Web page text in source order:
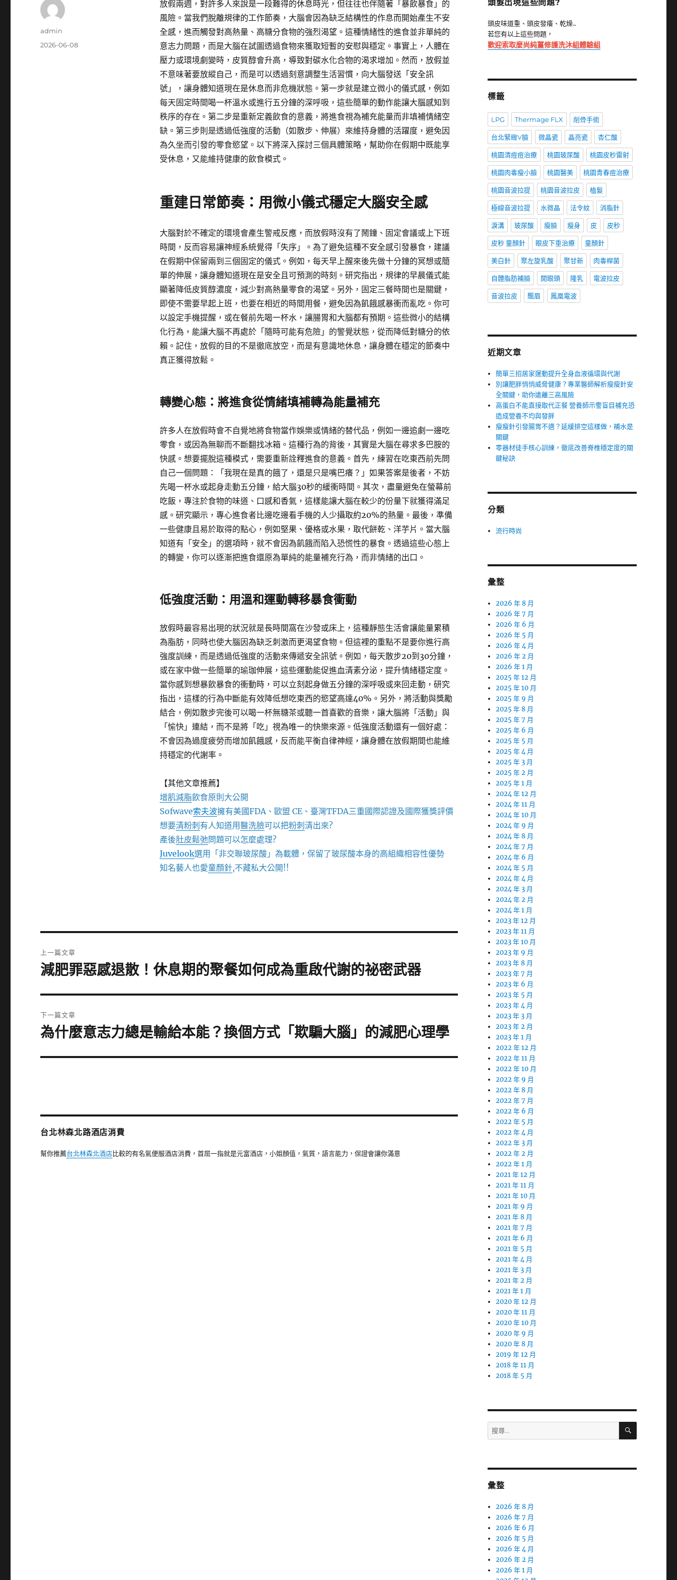
放假兩週，對許多人來說是一段難得的休息時光，但往往也伴隨著「暴飲暴食」的
風險。當我們脫離規律的工作節奏，大腦會因為缺乏結構性的作息而開始產生不安
全感，進而觸發對高熱量、高糖分食物的強烈渴望。這種情緒性的進食並非單純的
意志力問題，而是大腦在試圖透過食物來獲取短暫的安慰與穩定。事實上，人體在
壓力或環境劇變時，皮質醇會升高，導致對碳水化合物的渴求增加。然而，放假並
不意味著要放縱自己，而是可以透過刻意調整生活習慣，向大腦發送「安全訊
號」，讓身體知道現在是休息而非危機狀態。第一步就是建立微小的儀式感，例如
每天固定時間喝一杯溫水或進行五分鐘的深呼吸，這些簡單的動作能讓大腦感知到
秩序的存在。第二步是重新定義飲食的意義，將進食視為補充能量而非填補情緒空
缺。第三步則是透過低強度的活動（如散步、伸展）來維持身體的活躍度，避免因
為久坐而引發的零食慾望。以下將深入探討三個具體策略，幫助你在假期中既能享
受休息，又能維持健康的飲食模式。
重建日常節奏：用微小儀式穩定大腦安全感
大腦對於不確定的環境會產生警戒反應，而放假時沒有了鬧鐘、固定會議或上下班
時間，反而容易讓神經系統覺得「失序」。為了避免這種不安全感引發暴食，建議
在假期中保留兩到三個固定的儀式。例如，每天早上醒來後先做十分鐘的冥想或簡
單的伸展，讓身體知道現在是安全且可預測的時刻。研究指出，規律的早晨儀式能
顯著降低皮質醇濃度，減少對高熱量零食的渴望。另外，固定三餐時間也是關鍵，
即使不需要早起上班，也要在相近的時間用餐，避免因為飢餓感暴衝而亂吃。你可
以設定手機提醒，或在餐前先喝一杯水，讓腸胃和大腦都有預期。這些微小的結構
化行為，能讓大腦不再處於「隨時可能有危險」的警覺狀態，從而降低對糖分的依
賴。記住，放假的目的不是徹底放空，而是有意識地休息，讓身體在穩定的節奏中
真正獲得放鬆。
轉變心態：將進食從情緒填補轉為能量補充
許多人在放假時會不自覺地將食物當作娛樂或情緒的替代品，例如一邊追劇一邊吃
零食，或因為無聊而不斷翻找冰箱。這種行為的背後，其實是大腦在尋求多巴胺的
快感。想要擺脫這種模式，需要重新詮釋進食的意義。首先，練習在吃東西前先問
自己一個問題：「我現在是真的餓了，還是只是嘴巴癢？」如果答案是後者，不妨
先喝一杯水或起身走動五分鐘，給大腦30秒的緩衝時間。其次，盡量避免在螢幕前
吃飯，專注於食物的味道、口感和香氣，這樣能讓大腦在較少的份量下就獲得滿足
感。研究顯示，專心進食者比邊吃邊看手機的人少攝取約20%的熱量。最後，準備
一些健康且易於取得的點心，例如堅果、優格或水果，取代餅乾、洋芋片。當大腦
知道有「安全」的選項時，就不會因為飢餓而陷入恐慌性的暴食。透過這些心態上
的轉變，你可以逐漸把進食還原為單純的能量補充行為，而非情緒的出口。
低強度活動：用溫和運動轉移暴食衝動
放假時最容易出現的狀況就是長時間窩在沙發或床上，這種靜態生活會讓能量累積
為脂肪，同時也使大腦因為缺乏刺激而更渴望食物。但這裡的重點不是要你進行高
強度訓練，而是透過低強度的活動來傳遞安全訊號。例如，每天散步20到30分鐘，
或在家中做一些簡單的瑜珈伸展，這些運動能促進血清素分泌，提升情緒穩定度。
當你感到想暴飲暴食的衝動時，可以立刻起身做五分鐘的深呼吸或來回走動，研究
指出，這樣的行為中斷能有效降低想吃東西的慾望高達40%。另外，將活動與獎勵
結合，例如散步完後可以喝一杯無糖茶或聽一首喜歡的音樂，讓大腦將「活動」與
「愉快」連結，而不是將「吃」視為唯一的快樂來源。低強度活動還有一個好處：
不會因為過度疲勞而增加飢餓感，反而能平衡自律神經，讓身體在放假期間也能維
持穩定的代謝率。
【其他文章推薦】
增肌減脂飲食原則大公開
Sofwave索夫波擁有美國FDA、歐盟 CE、臺灣TFDA三重國際認證及國際獲獎評價
想要清粉刺 有人知道用醫洗臉可以把粉刺 清出來?
產後肚皮鬆弛問題可以怎麼處理?
Juvelook選用「非交聯玻尿酸」為載體，保留了玻尿酸本身的高組織相容性優勢
知名藝人也愛童顏針,不藏私大公開!!
作
admin
發
2026-06-08
章
上一篇文章
上
篇
文
章:
減肥罪惡感退散！休息期的聚餐如何成為重啟代謝的祕密武器
下一篇文章
下
篇
為什麼意志力總是輸給本能？換個方式「欺騙大腦」的減肥心理學
台北林森北路酒店消費
幫你推薦台北林森北酒店比較的有名氣便服酒店消費，首屈一指就是元富酒店，小姐顏值，氣質，語言能力，保證會讓你滿意
頭髮出現這些問題?
頭皮味道重、頭皮發癢、乾燥..
若您有以上這些問題，
歡迎索取麼尚純薑修護洗沐組體驗組
標籤
LPG Thermage FLX 削骨手術
台北緊緻V臉 微晶瓷 晶亮瓷 杏仁酸
桃園清痘痘治療 桃園玻尿酸 桃園皮秒雷射
桃園肉毒瘦小臉 桃園醫美 桃園青春痘治療
桃園音波拉提 桃園音波拉皮 植髮
極線音波拉提 水微晶 法令紋 消脂針
淚溝 玻尿酸 瘦臉 瘦身 皮 皮秒
皮秒 童顏針 眼皮下垂治療 童顏針
美白針 聚左旋乳酸 聚甘新 肉毒桿菌
自體脂肪補臉 開眼頭 隆乳 電波拉皮
音波拉皮 飄眉 鳳凰電波
近期文章
簡單三招居家運動提升全身血液循環與代謝
別讓肥胖悄悄威脅健康？專業醫師解析瘦瘦針安
全關鍵，助你遠離三高風險
高蛋白不能直接取代正餐 營養師示警盲目補充恐
造成營養不均與發胖
瘦瘦針引發腸胃不適？延緩排空這樣做，補水是
關鍵
零器材徒手核心訓練，徹底改善脊椎穩定度的關
鍵秘訣
分類
流行時尚
彙整
2026 年 8 月
2026 年 7 月
2026 年 6 月
2026 年 5 月
2026 年 4 月
2026 年 2 月
2026 年 1 月
2025 年 12 月
2025 年 10 月
2025 年 9 月
2025 年 8 月
2025 年 7 月
2025 年 6 月
2025 年 5 月
2025 年 4 月
2025 年 3 月
2025 年 2 月
2025 年 1 月
2024 年 12 月
2024 年 11 月
2024 年 10 月
2024 年 9 月
2024 年 8 月
2024 年 7 月
2024 年 6 月
2024 年 5 月
2024 年 4 月
2024 年 3 月
2024 年 2 月
2024 年 1 月
2023 年 12 月
2023 年 11 月
2023 年 10 月
2023 年 9 月
2023 年 8 月
2023 年 7 月
2023 年 6 月
2023 年 5 月
2023 年 4 月
2023 年 3 月
2023 年 2 月
2023 年 1 月
2022 年 12 月
2022 年 11 月
2022 年 10 月
2022 年 9 月
2022 年 8 月
2022 年 7 月
2022 年 6 月
2022 年 5 月
2022 年 4 月
2022 年 3 月
2022 年 2 月
2022 年 1 月
2021 年 12 月
2021 年 11 月
2021 年 10 月
2021 年 9 月
2021 年 8 月
2021 年 7 月
2021 年 6 月
2021 年 5 月
2021 年 4 月
2021 年 3 月
2021 年 2 月
2021 年 1 月
2020 年 12 月
2020 年 11 月
2020 年 10 月
2020 年 9 月
2020 年 8 月
2019 年 12 月
2018 年 11 月
2018 年 5 月
搜
尋
字:
搜
彙整
2026 年 8 月
2026 年 7 月
2026 年 6 月
2026 年 5 月
2026 年 4 月
2026 年 2 月
2026 年 1 月